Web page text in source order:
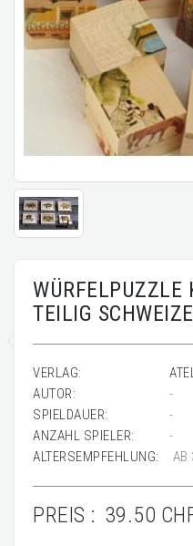
TEILIG
VERLAG:
AUTOR:
-
SPIELDAUER:
-
ANZAHL SPIELER:
-
ALTERSEMPFEHLUNG:
AB
PREIS : 39.50